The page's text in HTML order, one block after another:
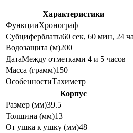
Характеристики
ФункцииХронограф
Субциферблаты60 сек, 60 мин, 24
Водозащита (м)200
ДатаМежду отметками 4 и 5 часов
Масса (грамм)150
ОсобенностиТахиметр
Корпус
Размер (мм)39.5
Толщина (мм)13
От ушка к ушку (мм)48